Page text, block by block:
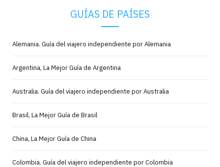
GUÍAS DE PAÍSES
Alemania. Guía del viajero independiente por Alemania
Argentina, La Mejor Guía de Argentina
Australia. Guía del viajero independiente por Australia
Brasil, La Mejor Guía de Brasil
China, La Mejor Guía de China
Colombia. Guía del viajero independiente por Colombia